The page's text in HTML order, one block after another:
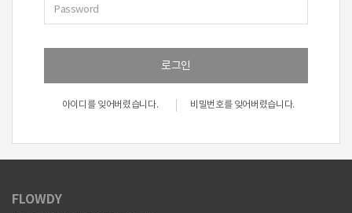
로그인
아이디를 잊어버렸습니다. 비밀번호를 잊어버렸습니다.
FLOWDY